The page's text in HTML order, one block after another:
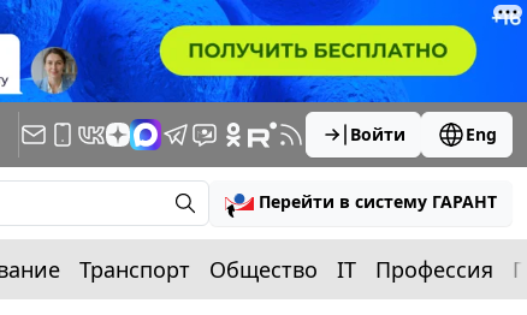
Войти Eng
Перейти в систему ГАРАНТ
Транспорт Общество IT Профессия